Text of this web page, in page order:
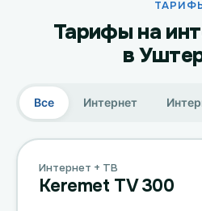
Заявка на подбор тарифа
Подключиться к КазахТелеком
Тарифы на
в
Все Интернет
Интернет + ТВ
Keremet TV 300